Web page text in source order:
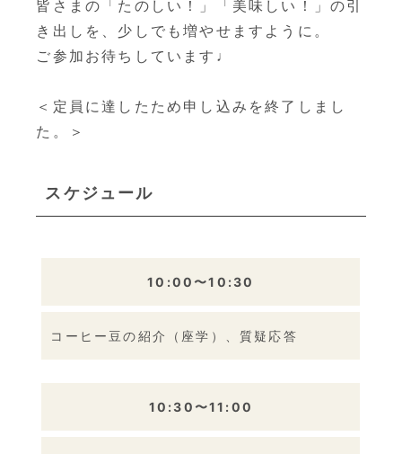
皆さまの「たのしい！」「美味しい！」の引
き出しを、少しでも増やせますように。
ご参加お待ちしています♩
＜定員に達したため申し込みを終了しまし
た。＞
スケジュール
10:00〜10:30
コーヒー豆の紹介（座学）、質疑応答
10:30〜11:00